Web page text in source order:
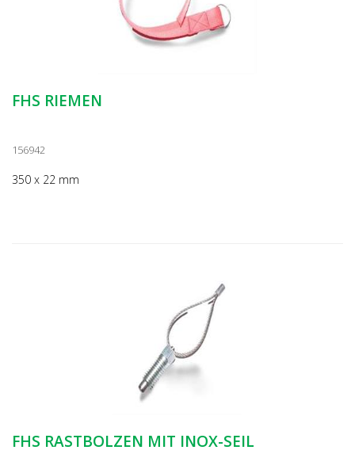
FHS RIEMEN
156942
350 x 22 mm
FHS RASTBOLZEN MIT INOX-SEIL